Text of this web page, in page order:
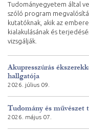
Tudományegyetem által
szóló program
kutatóknak, akik az
kialakulásának és
vizsgálják.
Akupresszúrás
hallgatója
2026. július 09.
Tudomány és művészet
2026. május 07.